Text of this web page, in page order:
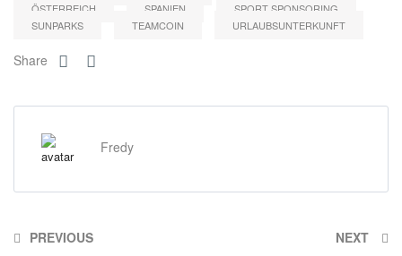
ÖSTERREICH
SPANIEN
SPORT SPONSORING
SUNPARKS
TEAMCOIN URLAUBSUNTERKUNFT
Share
Fredy
PREVIOUS NEXT